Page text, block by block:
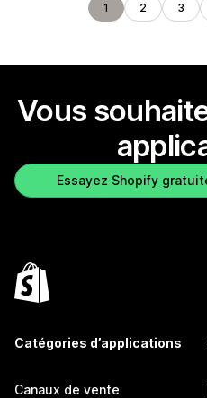
1 2 3
Vous
Essayez Shopify
Catégories d’applications
Canaux de vente